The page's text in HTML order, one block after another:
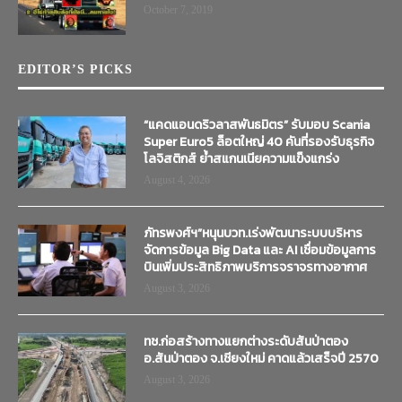
EDITOR’S PICKS
“แคดแอนดริวลาสพันธมิตร” รับมอบ Scania
Super Euro5 ล็อตใหญ่ 40 คันที่รองรับธุรกิจ
โลจิสติกส์ ย้ำสแกนเนียความแข็งแกร่ง
ภัทรพงศ์ฯ”หนุนบวท.เร่งพัฒนาระบบบริหาร
จัดการข้อมูล Big Data และ AI เชื่อมข้อมูลการ
บินเพิ่มประสิทธิภาพบริการจราจรทางอากาศ
ทช.ก่อสร้างทางแยกต่างระดับสันป่าตอง
อ.สันป่าตอง จ.เชียงใหม่ คาดแล้วเสร็จปี 2570